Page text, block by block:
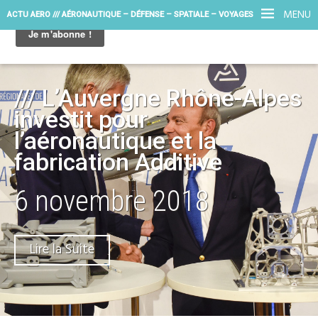
MENU
ACTU AERO /// AÉRONAUTIQUE – DÉFENSE – SPATIALE – VOYAGES
/// L’Auvergne Rhône-Alpes
investit pour
l’aéronautique et la
fabrication Additive
6 novembre 2018
Lire la Suite